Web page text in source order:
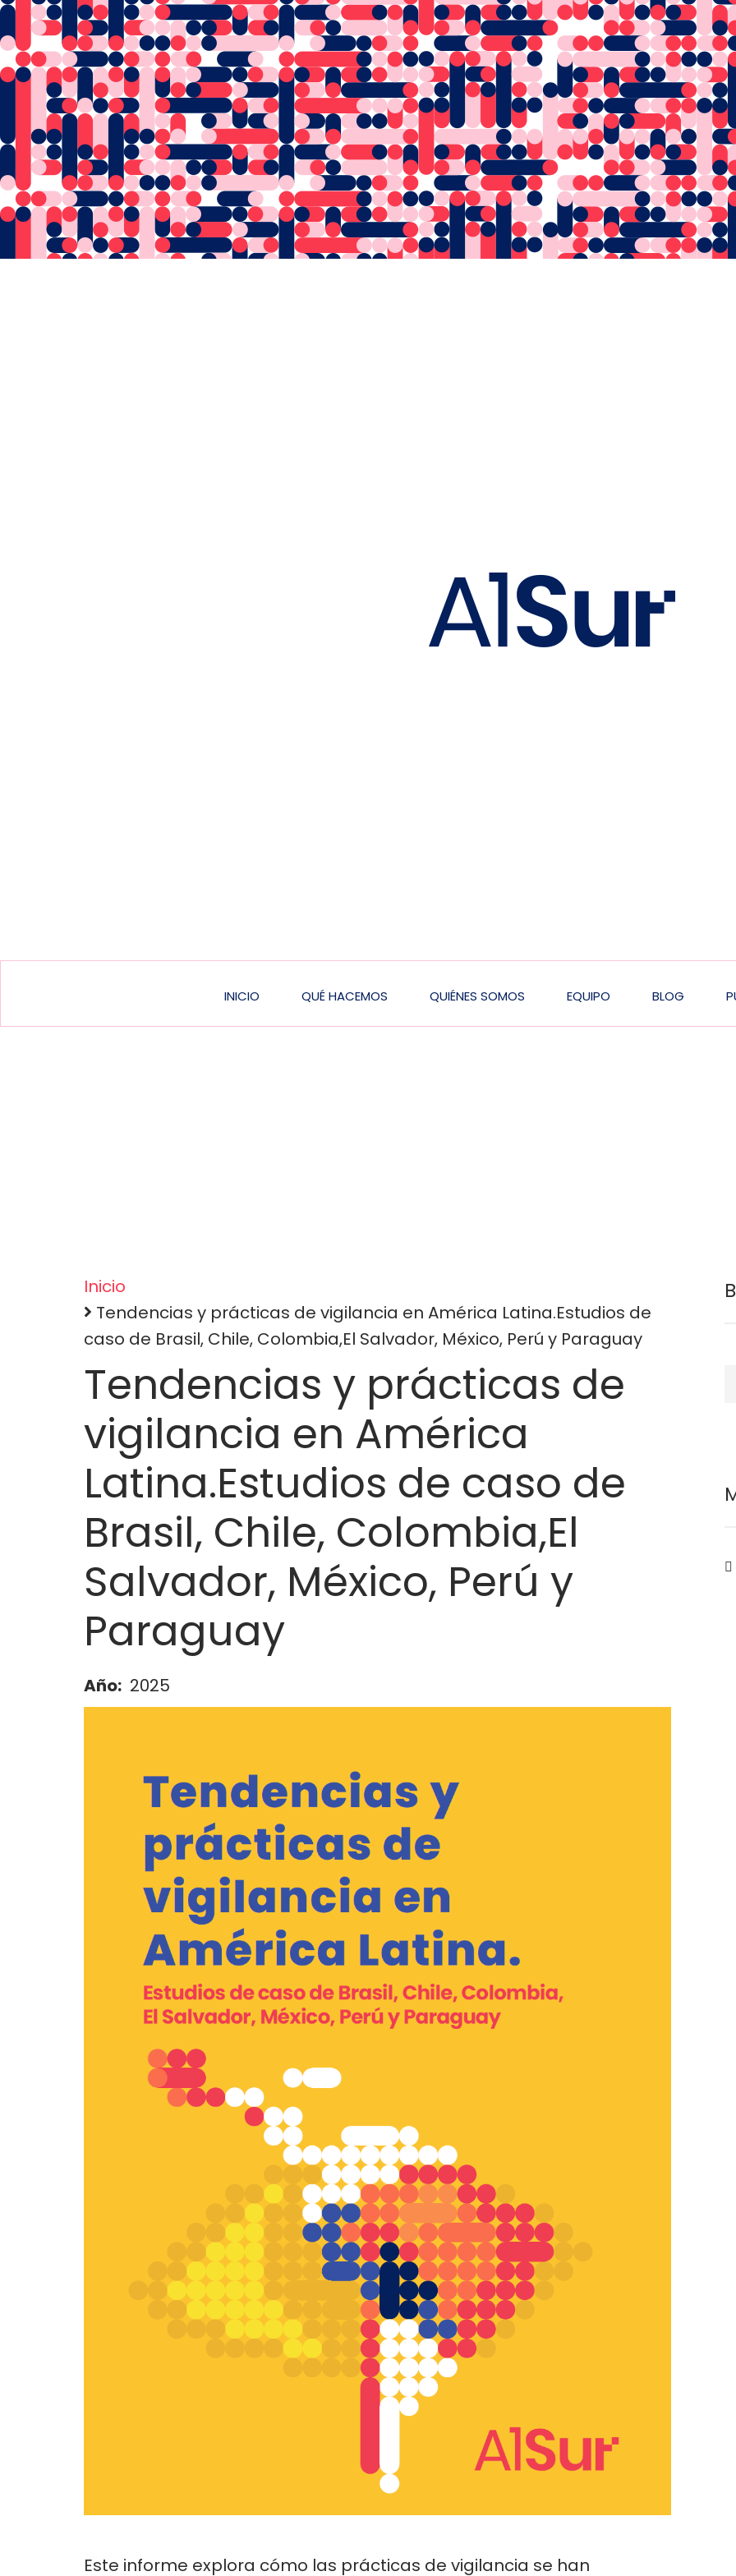
Main
navigation
INICIO QUÉ HACEMOS QUIÉNES SOMOS EQUIPO BLOG
Sobrescribir
enlaces
de
ayuda
a
la
navegación
Inicio
Tendencias y prácticas de vigilancia en América Latina.Estudios de
caso de Brasil, Chile, Colombia,El Salvador, México, Perú y Paraguay
Tendencias y prácticas de
vigilancia en América
Latina.Estudios de caso de
Brasil, Chile, Colombia,El
Salvador, México, Perú y
Paraguay
Año 2025
Este informe explora cómo las prácticas de vigilancia se han